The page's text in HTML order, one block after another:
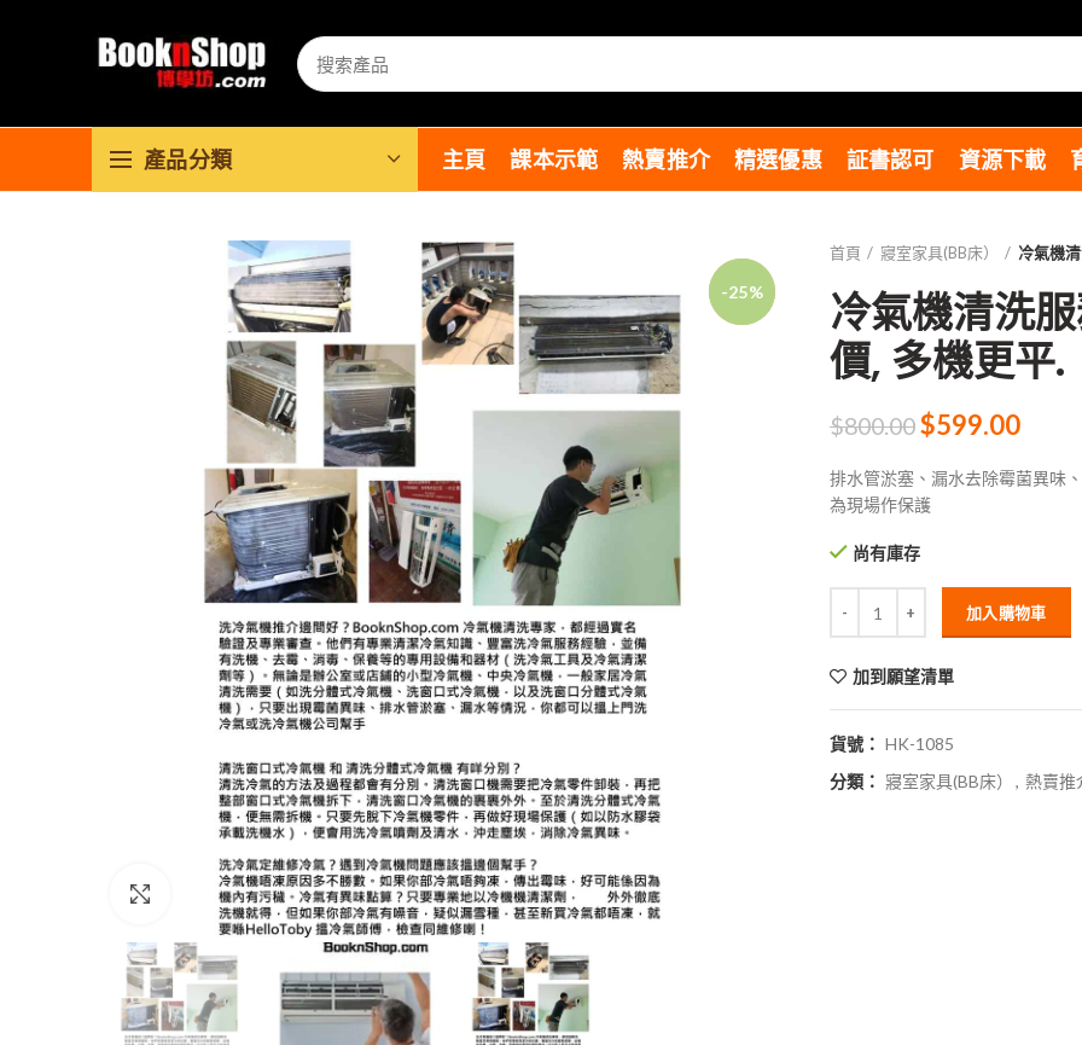
產品分類 主頁 課本示範 熱賣推介 精選優惠 証書認可 資源下載
-25%
Click to enlarge
首頁 寢室家具(BB床） 冷氣機
冷氣機清洗
價, 多機更平.
$800.00$599.00
排水管淤塞、漏水去除霉菌異味
為現場作保護
尚有庫存
加入購物車
加到願望清單
貨號： HK-1085
分類： 寢室家具(BB床） , 熱賣推